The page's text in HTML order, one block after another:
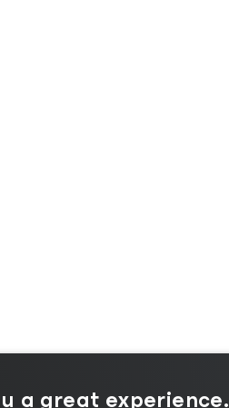
a great experience.